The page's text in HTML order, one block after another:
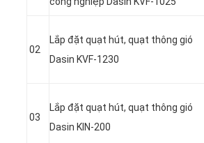
02
Lắp đặt quạt hút, quạt thông gió
Dasin KVF-1230
03
Lắp đặt quạt hút, quạt thông gió
Dasin KIN-200